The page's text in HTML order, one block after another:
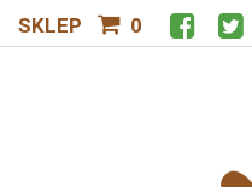
SKLEP 0